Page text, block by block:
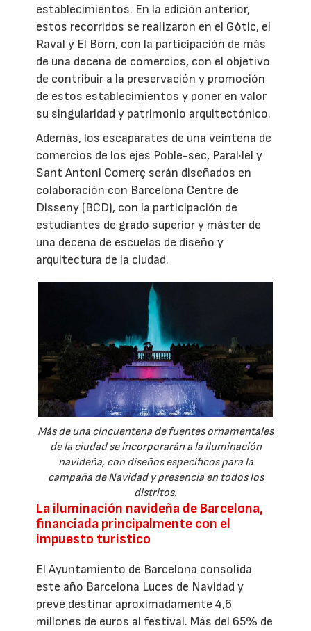
establecimientos. En la edición anterior,
estos recorridos se realizaron en el Gòtic, el
Raval y El Born, con la participación de más
de una decena de comercios, con el objetivo
de contribuir a la preservación y promoción
de estos establecimientos y poner en valor
su singularidad y patrimonio arquitectónico.
Además, los escaparates de una veintena de
comercios de los ejes Poble-sec, Paral·lel y
Sant Antoni Comerç serán diseñados en
colaboración con Barcelona Centre de
Disseny (BCD), con la participación de
estudiantes de grado superior y máster de
una decena de escuelas de diseño y
arquitectura de la ciudad.
Más de una cincuentena de fuentes ornamentales
de la ciudad se incorporarán a la iluminación
navideña, con diseños específicos para la
campaña de Navidad y presencia en todos los
distritos.
La iluminación navideña de Barcelona,
financiada principalmente con el
impuesto turístico
El Ayuntamiento de Barcelona consolida
este año Barcelona Luces de Navidad y
prevé destinar aproximadamente 4,6
millones de euros al festival. Más del 65% de